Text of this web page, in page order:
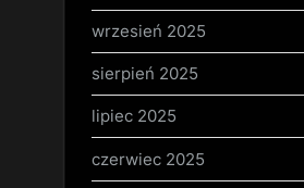
wrzesień 2025
sierpień 2025
lipiec 2025
czerwiec 2025